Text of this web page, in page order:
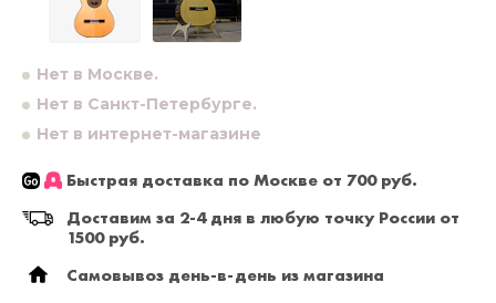
Нет в Москве.
Нет в Санкт-Петербурге.
Нет в интернет-магазине
Быстрая доставка по Москве от 700 руб.
Доставим за 2-4 дня в любую точку России от
1500 руб.
Самовывоз день-в-день из магазина